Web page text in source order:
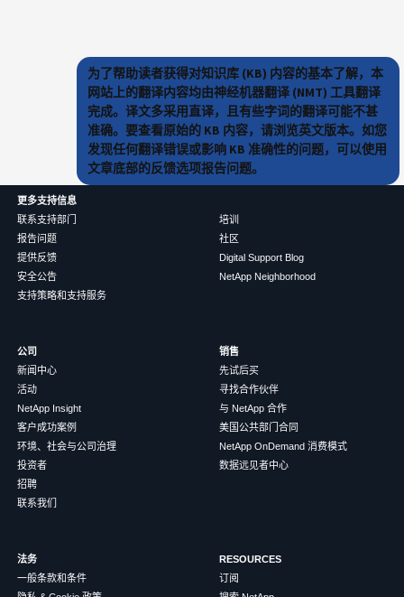
为了帮助读者获得对知识库 (KB) 内容的基本了解，本
网站上的翻译内容均由神经机器翻译 (NMT) 工具翻译
完成。译文多采用直译，且有些字词的翻译可能不甚
准确。要查看原始的 KB 内容，请浏览英文版本。如您
发现任何翻译错误或影响 KB 准确性的问题，可以使用
文章底部的反馈选项报告问题。
更多支持信息
联系支持部门
报告问题
提供反馈
安全公告
支持策略和支持服务
培训
社区
Digital Support Blog
NetApp Neighborhood
公司
新闻中心
活动
NetApp Insight
客户成功案例
环境、社会与公司治理
投资者
招聘
联系我们
销售
先试后买
寻找合作伙伴
与 NetApp 合作
美国公共部门合同
NetApp OnDemand 消费模式
数据远见者中心
法务
一般条款和条件
RESOURCES
订阅